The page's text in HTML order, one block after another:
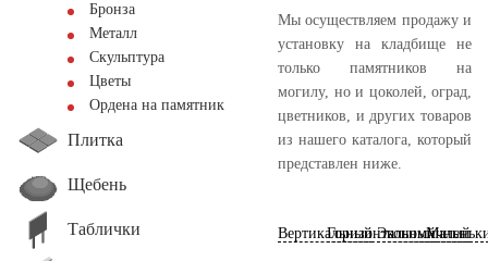
Бронза
Металл
Скульптура
Цветы
Ордена на памятник
Плитка
Щебень
Таблички
Мы осуществляем продажу и
установку на кладбище не
только памятников на
могилу, но и цоколей, оград,
цветников, и других товаров
из нашего каталога, который
представлен ниже.
ВертикальныйГоризонтальный
Экономичный